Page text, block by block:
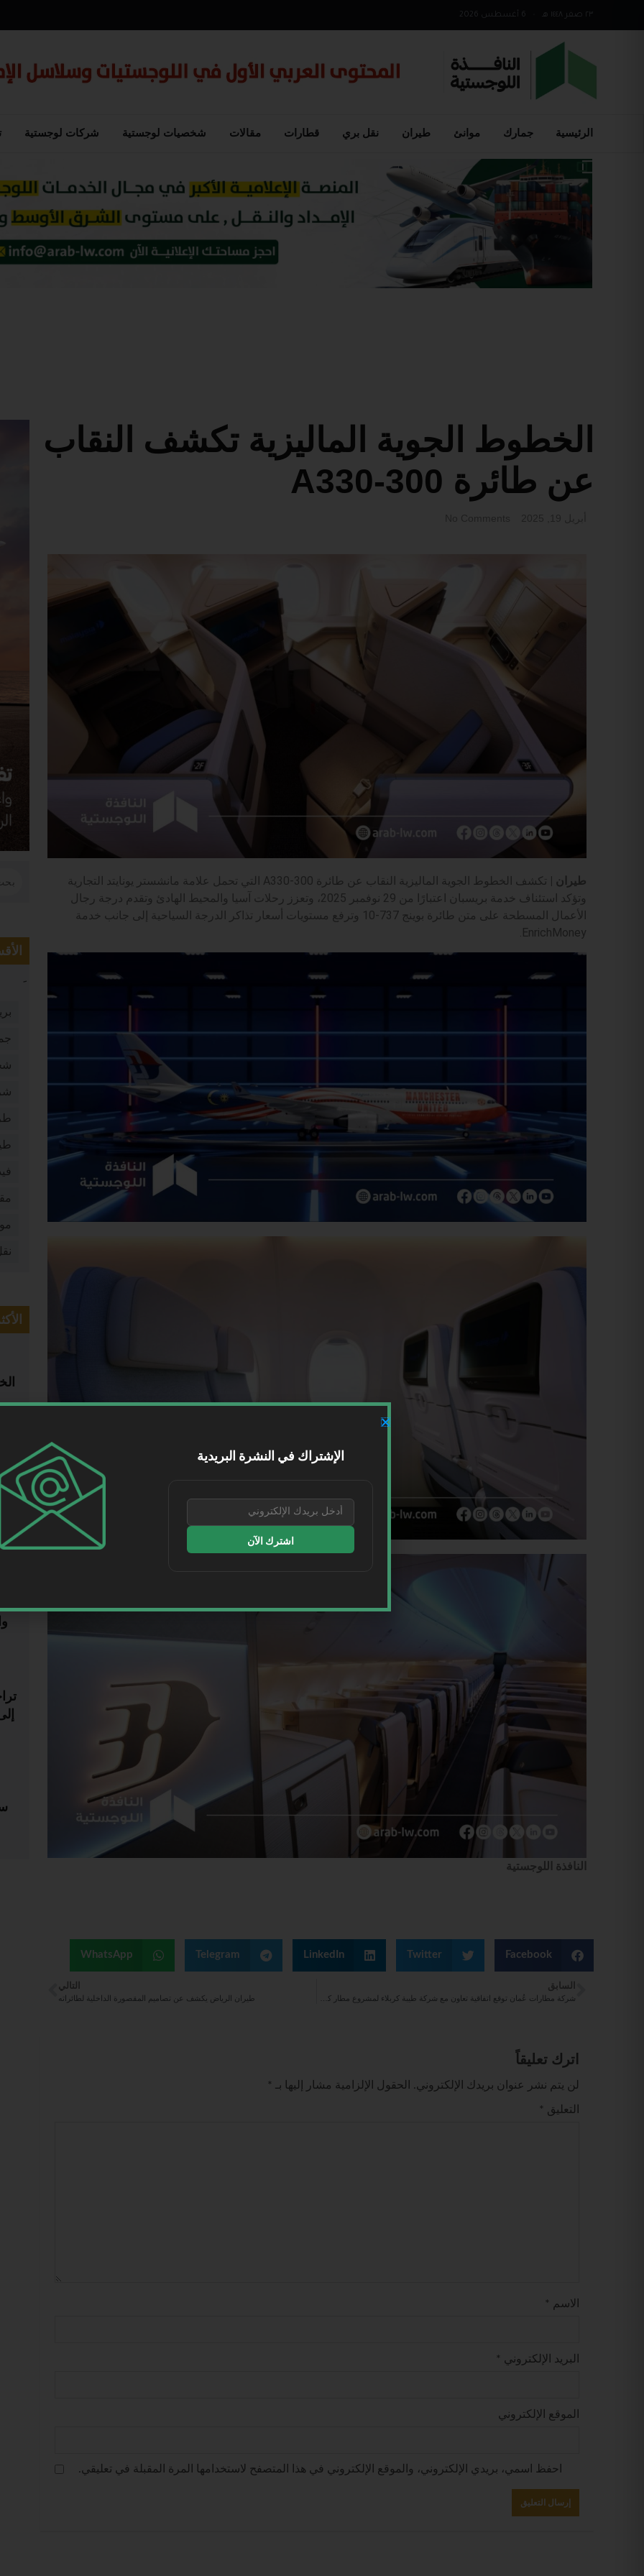
٢٣ صفر ١٤٤٨ هـ 6 أغسطس 2026
الرئيسية جمارك موانئ طيران نقل بري قطارات مقالات شخصيات لوجستية شركات لوجستية
الخطوط الجوية الماليزية تكشف النقاب
عن طائرة A330-300
طيران |
تكشف الخطوط الجوية الماليزية النقاب عن طائرة A330-300 التي تحمل علامة مانشستر يونايتد التجارية
وتؤكد استئناف خدمة بريسبان اعتبارًا من 29 نوفمبر 2025، وتعزز رحلات آسيا والمحيط الهادئ وتقدم درجة رجال
الأعمال المسطحة على متن طائرة بوينج 737-10 وترفع مستويات أسعار تذاكر الدرجة السياحية إلى جانب خدمة
EnrichMoney.
النافذة اللوجستية
Facebook
Twitter
LinkedIn
Telegram
WhatsApp
السابق التالي
طيران الرياض يكشف عن تصاميم المقصورة الداخلية لطائراته
اترك تعليقاً
لن يتم نشر عنوان بريدك الإلكتروني. الحقول الإلزامية مشار إليها بـ *
التعليق *
الاسم *
البريد الإلكتروني *
الموقع الإلكتروني
احفظ اسمي، بريدي الإلكتروني، والموقع الإلكتروني في هذا المتصفح لاستخدامها المرة المقبلة في تعليقي.
الإشتراك في النشرة البريدية
اشترك الآن